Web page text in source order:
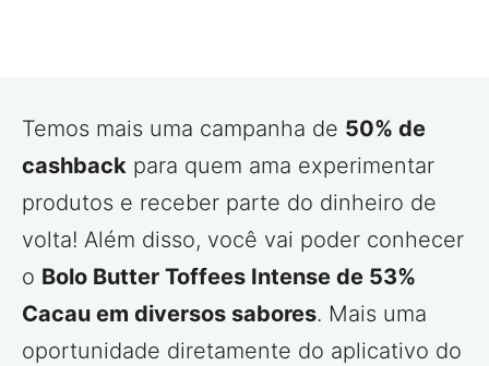
Temos mais uma campanha de 50% de
cashback para quem ama experimentar
produtos e receber parte do dinheiro de
volta! Além disso, você vai poder conhecer
o Bolo Butter Toffees Intense de 53%
Cacau em diversos sabores. Mais uma
oportunidade diretamente do aplicativo do